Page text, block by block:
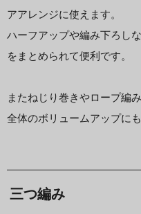
アアレンジに使えます。
ハーフアップや編み下ろし
をまとめられて便利です。
またねじり巻きやロープ編
全体のボリュームアップに
三つ編み